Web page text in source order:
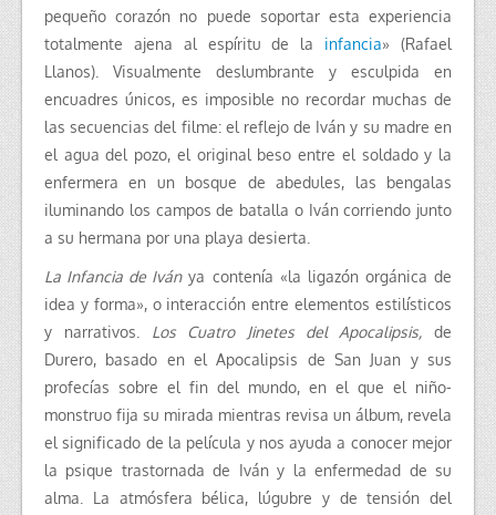
pequeño corazón no puede soportar esta ex­periencia
totalmente ajena al espíritu de la infancia» (Rafael
Llanos). Visualmente deslumbrante y esculpida en
encuadres únicos, es imposible no recordar muchas de
las secuencias del filme: el reflejo de Iván y su madre en
el agua del pozo, el original beso entre el soldado y la
enfermera en un bosque de abedules, las bengalas
iluminando los campos de batalla o Iván corriendo junto
a su hermana por una playa desierta.
La Infancia de Iványa contenía «la ligazón orgánica de
idea y forma», o interacción entre elementos estilísticos
y narrativos. Los Cuatro Jinetes del Apocalipsis,de
Durero, basado en el Apocalipsis de San Juan y sus
profecías sobre el fin del mundo, en el que el niño-
monstruo fija su mirada mientras revisa un álbum, revela
el significado de la película y nos ayuda a conocer mejor
la psique trastornada de Iván y la enfermedad de su
alma. L a atmósfera bélica, lúgubre y de tensión del